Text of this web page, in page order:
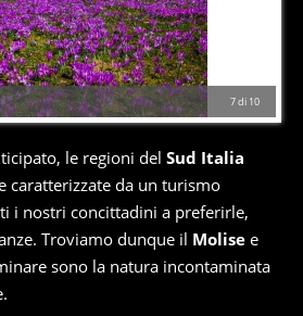
7di 10
le regioni del Sud Italia
caratterizzate da un turismo
i nostri concittadini a preferirle,
Troviamo dunque il Molise e
sono la natura incontaminata